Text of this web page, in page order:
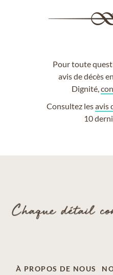
Pour toute
avis de décès
Dignité,
Consultez lesavis
10
À PROPOS DE NOUS